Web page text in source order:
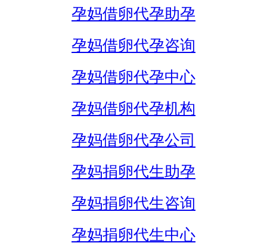
孕妈借卵代孕助孕
孕妈借卵代孕咨询
孕妈借卵代孕中心
孕妈借卵代孕机构
孕妈借卵代孕公司
孕妈捐卵代生助孕
孕妈捐卵代生咨询
孕妈捐卵代生中心